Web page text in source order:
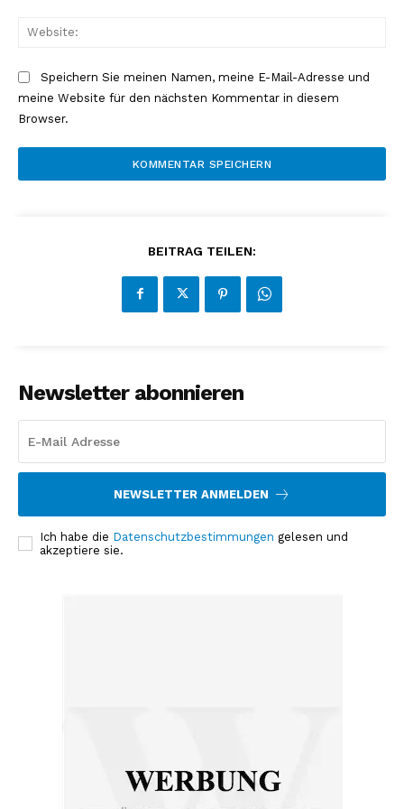
Speichern Sie meinen Namen, meine E-Mail-Adresse und
meine Website für den nächsten Kommentar in diesem
Browser.
BEITRAG TEILEN:
Newsletter abonnieren
NEWSLETTER ANMELDEN
Ich habe die Datenschutzbestimmungen gelesen und
akzeptiere sie.